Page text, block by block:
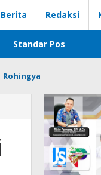
Redaksi
Standar Pos
Rohingya